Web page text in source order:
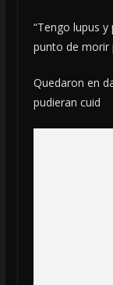
“Tengo lupus
punto de morir
Quedaron en
pudieran cuid